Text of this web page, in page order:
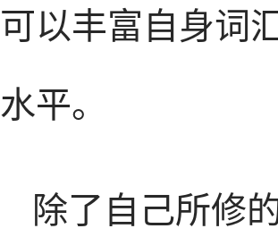
可以丰富自身词
水平。
除了自己所修